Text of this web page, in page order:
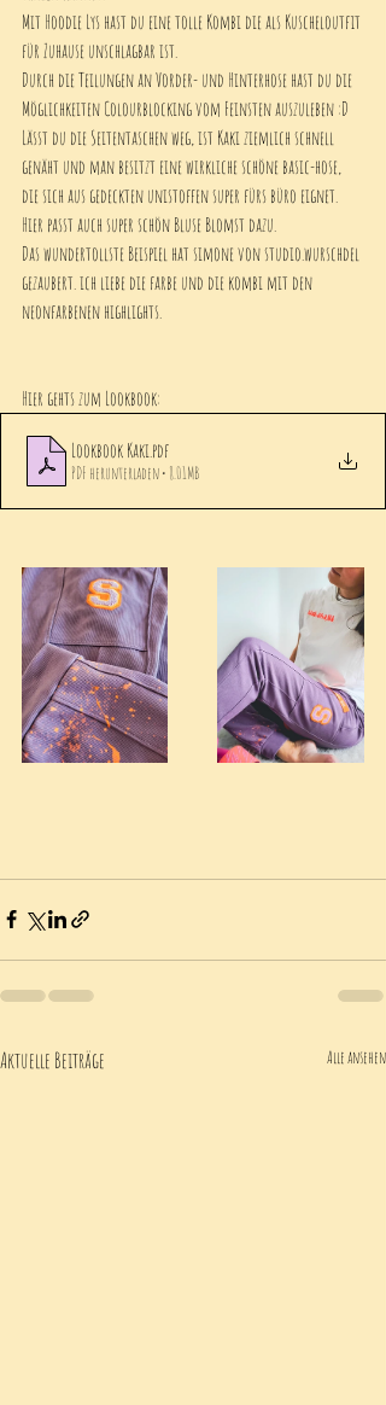
Mit Hoodie Lys hast du eine tolle Kombi die als Kuscheloutfit
für Zuhause unschlagbar ist.
Durch die Teilungen an Vorder- und Hinterhose hast du die
Möglichkeiten Colourblocking vom Feinsten auszuleben :D
Lässt du die Seitentaschen weg, ist Kaki ziemlich schnell
genäht und man besitzt eine wirkliche schöne basic-hose,
die sich aus gedeckten unistoffen super fürs büro eignet.
Hier passt auch super schön Bluse Blomst dazu.
Das wundertollste Beispiel hat simone von studio.wurschdel
gezaubert. ich liebe die farbe und die kombi mit den
neonfarbenen highlights.
Hier gehts zum Lookbook:
Lookbook Kaki .pdf
PDF herunterladen • 8.01MB
Aktuelle Beiträge Alle ansehen